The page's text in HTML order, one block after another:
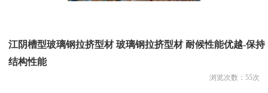
江阴槽型玻璃钢拉挤型材 玻璃钢拉挤型材 耐候性能优越-保持
结构性能
浏览次数： 55次